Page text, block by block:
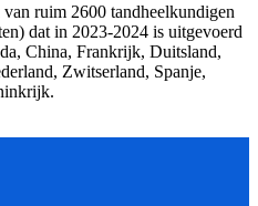
ruim 2600 tandheelkundigen
dat in 2023-2024 is uitgevoerd
China, Frankrijk, Duitsland,
Zwitserland, Spanje,